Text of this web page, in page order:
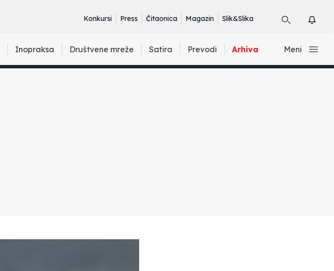
Konkursi Press Čitaonica Magazin Slik&Slika
Inopraksa Društvene mreže Satira Prevodi Arhiva Meni